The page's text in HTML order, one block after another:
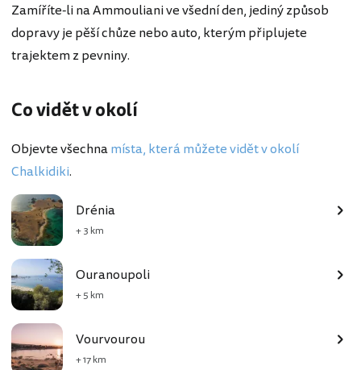
Zamíříte-li na Ammouliani ve všední den, jediný způsob
dopravy je pěší chůze nebo auto, kterým připlujete
trajektem z pevniny.
Co vidět v okolí
Objevte všechnamísta, která můžete vidět v okolí
Chalkidiki.
Drénia
+ 3 km
Ouranoupoli
+ 5 km
Vourvourou
+ 17 km